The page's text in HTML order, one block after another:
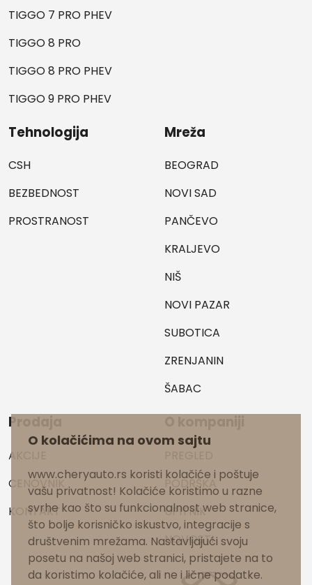
TIGGO 7 PRO PHEV
TIGGO 8 PRO
TIGGO 8 PRO PHEV
TIGGO 9 PRO PHEV
Tehnologija
CSH
BEZBEDNOST
PROSTRANOST
Mreža
BEOGRAD
NOVI SAD
PANČEVO
KRALJEVO
NIŠ
NOVI PAZAR
SUBOTICA
ZRENJANIN
ŠABAC
Prodaja
AKCIJE
CENOVNIK
KONTAKT
PODRŠKA
UPITNIK
NOVOSTI
O kolačićima na ovom sajtu
www.cheryauto.rs koristi kolačiće i poštuje
vašu privatnost! Kolačiće koristimo u razne
svrhe kao što su funkcionalnost web stranice,
što bolje korisničko iskustvo, integracije s
društvenim mrežama. Nastavljajući svoju
posetu na našoj web stranici, pristajete na to
da koristimo kolačiće, ali ne i lične podatke.